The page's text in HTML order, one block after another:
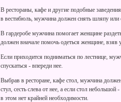
В рестораны, кафе и другие подобные
в вестибюль, мужчина должен снять шляпу или
В гардеробе мужчина помогает женщине
должен вначале помочь одеться женщине, взяв
Если приходится подниматься по лестнице,
спускаться - впереди нее.
Выбрав в ресторане, кафе стол, мужчина
стул, сесть слева от нее, а если стол
в этом нет крайней необходимости.